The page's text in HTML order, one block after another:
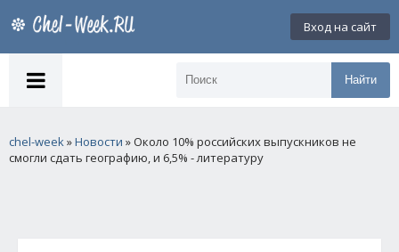
Вход на сайт
Найти
chel-week»Новости » Около 10% российских выпускников не
смогли сдать географию, и 6,5% - литературу